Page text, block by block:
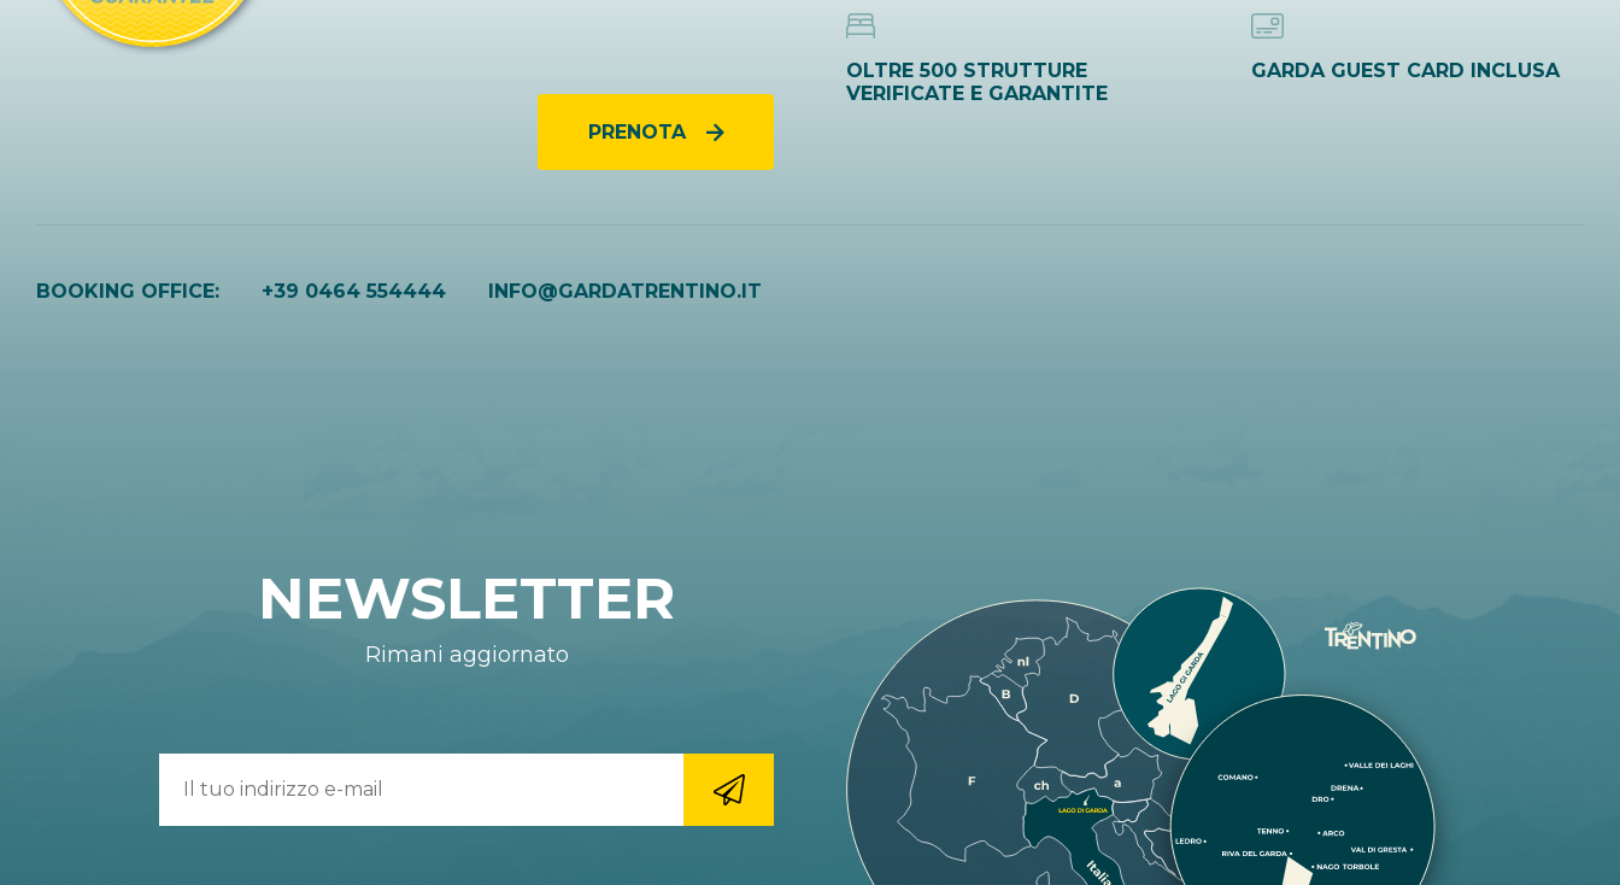
PRENOTA
OLTRE 500 STRUTTURE
VERIFICATE E GARANTITE
GARDA GUEST CARD INCLUSA
BOOKING OFFICE: +39 0464 554444 INFO@GARDATRENTINO.IT
NEWSLETTER
Rimani aggiornato